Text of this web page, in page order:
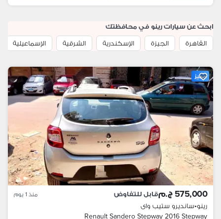
ابحث عن سيارات رينو في محافظتك
القاهرة
الجيزة الإسكندرية الشرقية الإسماعيلية
مميز
575,000 ج.م قابل للتفاوض منذ 1 يوم
رينو•سانديرو ستيب واى
Renault Sandero Stepway 2016 Stepway